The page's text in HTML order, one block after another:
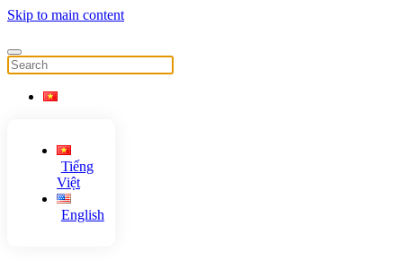
Skip to main content
Tiếng
Việt
English